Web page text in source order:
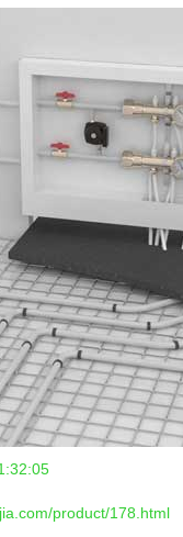
product/178.html